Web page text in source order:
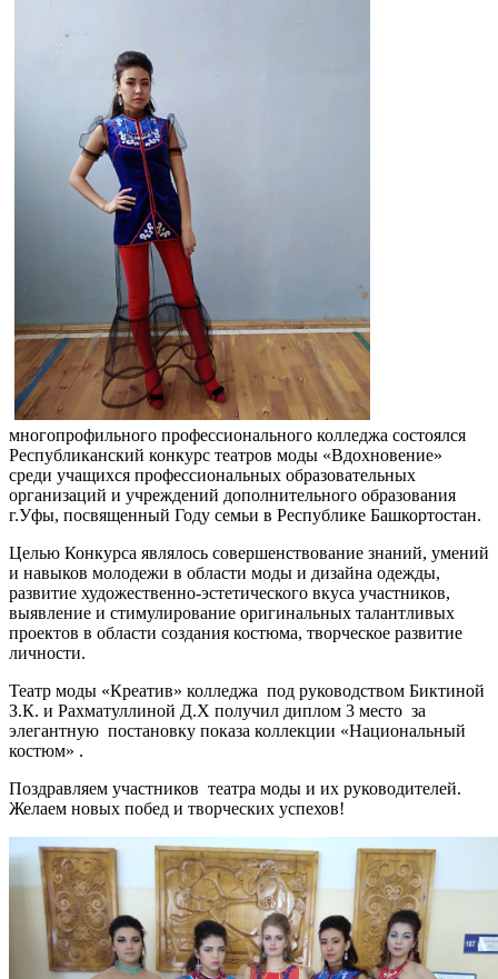
многопрофильного профессионального колледжа состоялся
Республиканский конкурс театров моды «Вдохновение»
среди учащихся профессиональных образовательных
организаций и учреждений дополнительного образования
г.Уфы, посвященный Году семьи в Республике Башкортостан.
Целью Конкурса являлось совершенствование знаний, умений
и навыков молодежи в области моды и дизайна одежды,
развитие художественно-эстетического вкуса участников,
выявление и стимулирование оригинальных талантливых
проектов в области создания костюма, творческое развитие
личности.
Театр моды «Креатив» колледжа под руководством Биктиной
З.К. и Рахматуллиной Д.Х получил диплом 3 место за
элегантную постановку показа коллекции «Национальный
костюм» .
Поздравляем участников театра моды и их руководителей.
Желаем новых побед и творческих успехов!